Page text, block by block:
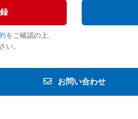
をご確認の上、
い。
お問い合わせ